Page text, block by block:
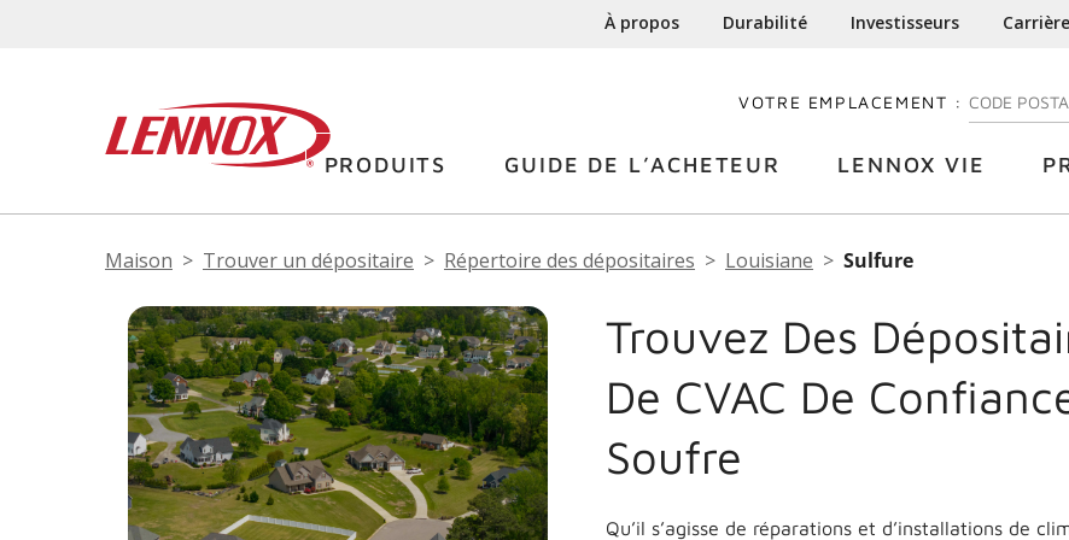
À propos Durabilité Investisseurs
VOTRE EMPLACEMENT : ENTREZ
PRODUITS GUIDE DE L’ACHETEUR LENNOX VIE
Maison Trouver un dépositaire Répertoire des dépositaires Louisiane Sulfure
Trouvez Des
De CVAC De
Soufre
Qu’il s’agisse de réparations et d’installations de